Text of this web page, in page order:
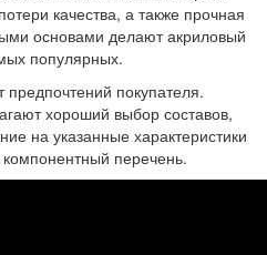
качества, а также прочная
основами делают акриловый
популярных.
предпочтений покупателя.
хороший выбор составов,
на указанные характеристики
перечень.